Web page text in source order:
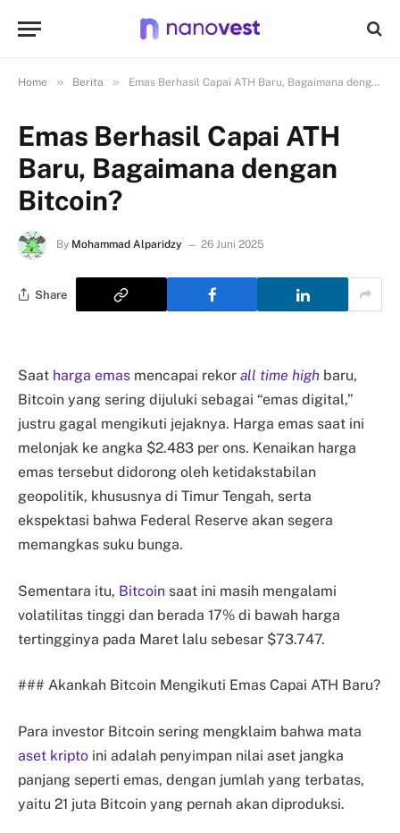
Home » Berita » Emas Berhasil Capai ATH Baru, Bagaimana dengan Bitcoin?
Emas Berhasil Capai ATH
Baru, Bagaimana dengan
Bitcoin?
By Mohammad Alparidzy 26 Juni 2025
Share
Saat harga emas mencapai rekor all time high baru,
Bitcoin yang sering dijuluki sebagai “emas digital,”
justru gagal mengikuti jejaknya. Harga emas saat ini
melonjak ke angka $2.483 per ons. Kenaikan harga
emas tersebut didorong oleh ketidakstabilan
geopolitik, khususnya di Timur Tengah, serta
ekspektasi bahwa Federal Reserve akan segera
memangkas suku bunga.
Sementara itu, Bitcoin saat ini masih mengalami
volatilitas tinggi dan berada 17% di bawah harga
tertingginya pada Maret lalu sebesar $73.747.
### Akankah Bitcoin Mengikuti Emas Capai ATH Baru?
Para investor Bitcoin sering mengklaim bahwa mata
aset kripto ini adalah penyimpan nilai aset jangka
panjang seperti emas, dengan jumlah yang terbatas,
yaitu 21 juta Bitcoin yang pernah akan diproduksi.